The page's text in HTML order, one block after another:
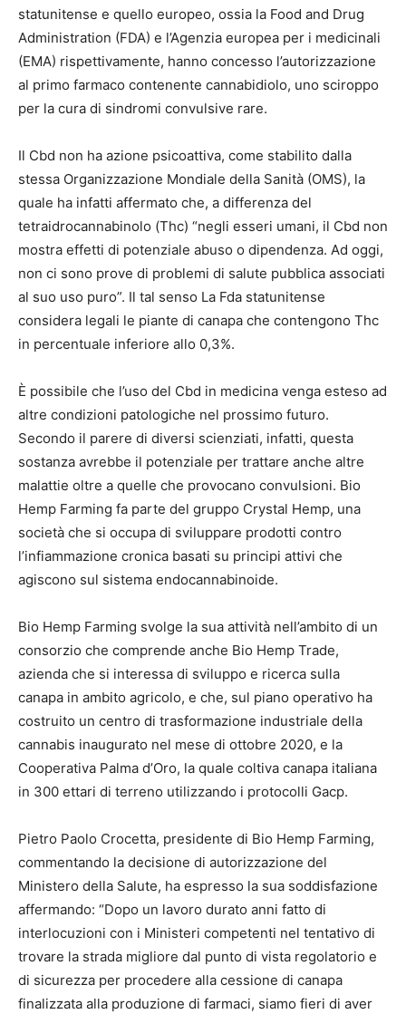
statunitense e quello europeo, ossia la Food and Drug
Administration (FDA) e l’Agenzia europea per i medicinali
(EMA) rispettivamente, hanno concesso l’autorizzazione
al primo farmaco contenente cannabidiolo, uno sciroppo
per la cura di sindromi convulsive rare.
Il Cbd non ha azione psicoattiva, come stabilito dalla
stessa Organizzazione Mondiale della Sanità (OMS), la
quale ha infatti affermato che, a differenza del
tetraidrocannabinolo (Thc) “negli esseri umani, il Cbd non
mostra effetti di potenziale abuso o dipendenza. Ad oggi,
non ci sono prove di problemi di salute pubblica associati
al suo uso puro”. Il tal senso La Fda statunitense
considera legali le piante di canapa che contengono Thc
in percentuale inferiore allo 0,3%.
È possibile che l’uso del Cbd in medicina venga esteso ad
altre condizioni patologiche nel prossimo futuro.
Secondo il parere di diversi scienziati, infatti, questa
sostanza avrebbe il potenziale per trattare anche altre
malattie oltre a quelle che provocano convulsioni. Bio
Hemp Farming fa parte del gruppo Crystal Hemp, una
società che si occupa di sviluppare prodotti contro
l’infiammazione cronica basati su principi attivi che
agiscono sul sistema endocannabinoide.
Bio Hemp Farming svolge la sua attività nell’ambito di un
consorzio che comprende anche Bio Hemp Trade,
azienda che si interessa di sviluppo e ricerca sulla
canapa in ambito agricolo, e che, sul piano operativo ha
costruito un centro di trasformazione industriale della
cannabis inaugurato nel mese di ottobre 2020, e la
Cooperativa Palma d’Oro, la quale coltiva canapa italiana
in 300 ettari di terreno utilizzando i protocolli Gacp.
Pietro Paolo Crocetta, presidente di Bio Hemp Farming,
commentando la decisione di autorizzazione del
Ministero della Salute, ha espresso la sua soddisfazione
affermando: “Dopo un lavoro durato anni fatto di
interlocuzioni con i Ministeri competenti nel tentativo di
trovare la strada migliore dal punto di vista regolatorio e
di sicurezza per procedere alla cessione di canapa
finalizzata alla produzione di farmaci, siamo fieri di aver